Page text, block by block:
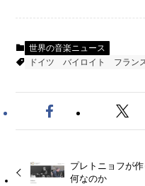
世界の音楽ニュース
ドイツ
バイロイト フラン
プレトニョフが
何なのか